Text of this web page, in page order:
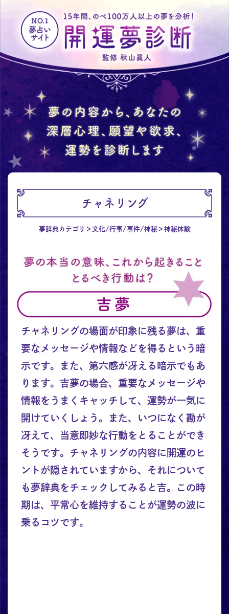
チャネリング
夢辞典カテゴリ 文化/行事/事件/神秘 神秘体験
チャネリングの場面が印象に残る夢は、重
要なメッセージや情報などを得るという暗
示です。また、第六感が冴える暗示でもあ
ります。吉夢の場合、重要なメッセージや
情報をうまくキャッチして、運勢が一気に
開けていくしょう。また、いつになく勘が
冴えて、当意即妙な行動をとることができ
そうです。チャネリングの内容に開運のヒ
ントが隠されていますから、それについて
も夢辞典をチェックしてみると吉。この時
期は、平常心を維持することが運勢の波に
乗るコツです。